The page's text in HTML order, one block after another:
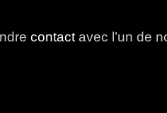
contactavec l’un de